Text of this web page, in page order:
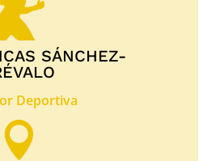
SÁNCHEZ-
Deportiva
